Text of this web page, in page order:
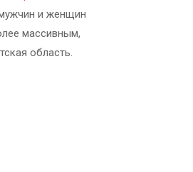
и женщин
массивным,
область.